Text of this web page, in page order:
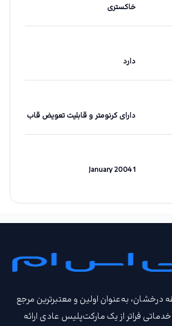
خاکستری
دارد
دارای کرنومتر و قابلیت تعویض قاب
1 January 2004
سال سابقه درخشان، به‌عنوان اولین و معتبرترین مرجع
فراتر از یک مارکت‌پلیس عادی ارائه